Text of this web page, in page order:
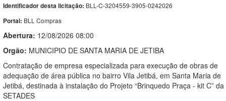
Identificador desta licitação: BLL-C-3204559-3905-0242026
Portal: BLL Compras
Abertura: 12/08/2026 08:00
Orgão: MUNICIPIO DE SANTA MARIA DE JETIBA
Contratação de empresa especializada para execução de obras de
adequação de área pública no bairro Vila Jetibá, em Santa Maria de
Jetibá, destinada à instalação do Projeto “Brinquedo Praça - kit C” da
SETADES